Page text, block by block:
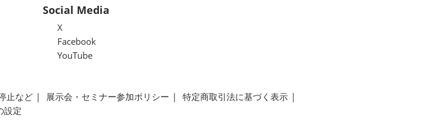
Social Media
X
Facebook
YouTube
止など 展示会・セミナー参加ポリシー
特定商取引法に基づく表示
設定